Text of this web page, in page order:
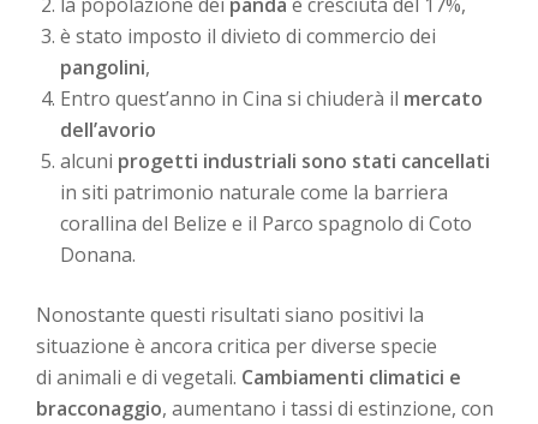
è stato imposto il divieto di commercio dei
pangolini,
Entro quest’anno in Cina si chiuderà il mercato
dell’avorio
alcuni progetti industriali sono stati cancellati
in siti patrimonio naturale come la barriera
corallina del Belize e il Parco spagnolo di Coto
Donana.
Nonostante questi risultati siano positivi la
situazione è ancora critica per diverse specie
di animali e di vegetali. Cambiamenti climatici e
bracconaggio, aumentano i tassi di estinzione, con